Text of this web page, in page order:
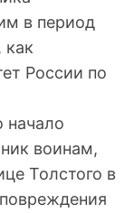
в период
как
России по
начало
воинам,
Толстого в